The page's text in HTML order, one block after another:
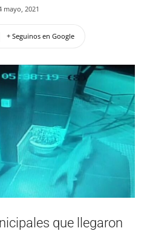
mayo, 2021
+ Seguinos en Google
que llegaron